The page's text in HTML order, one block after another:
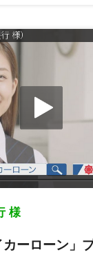
様
カーローン」